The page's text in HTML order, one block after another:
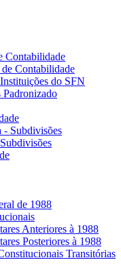
Contabilidade
Contabilidade
do SFN
Subdivisões
de 1988
Anteriores à 1988
Posteriores à 1988
Transitórias